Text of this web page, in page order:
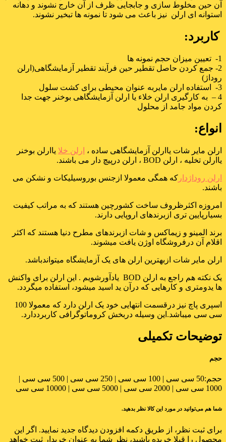
آن حین مخلوط سازی و جابجایی ظرف از آن خارج نشوند و دهانه
استوانه ای ارلن نیز باعث می شود تا نمونه ها تبخیر نشوند.
کاربرد:
1- تعیین میزان حجم نمونه ها
2- جمع کردن حاصل تقطیر حین فرآیند تقطیر آزمایشگاهی(ارلن
روداژ)
3- استفاده ارلن مایربه عنوان محیطی برای کشت سلول
4 – به کارگیری ارلن خلاء یا ارلن آزمایشگاهی بوخنر جهت جدا
کردن مواد جامد از محلول
انواع:
ارلن مایر شات یاارلن آزمایشگاهی ساده ، ارلن خلا یاارلن بوخنر
یاارلن تخلیه ، ارلن BOD ، ارلن درپیچ دار می باشند.
ارلن روداژدار که همگی معمولا ازجنس بوروسیلیکات و نشکن می
باشند.
امروزه اکثرظروف ساخت کشورچین هستند که به مراتب کیفیت
بسیارپایین تری ازبرندهای اروپایی دارند.
برند المینو و زیماکس و شات ازبرندهای مطرح دنیا هستند که اکثر
اقلام آن درفروشگاه اوژن یافت میشوند.
ارلن مایر شات ازبهترین ارلن های یک آزمایشگاه میتواندباشد.
یک نکته هم راجع به ارلن BOD یادآورشویم . این ارلن برای واکنش
ها یدومتری و کارهایی که درآن ید اسید میشود، استفاده میگردد.
اسپری پاچ نیز درقسمت انتهایی خود یک ارلن دارد که معمولا 100
سی سی میباشد.این وسیله دربخش کروماتوگرافی کاربرددارد.
توضیحات تکمیلی
حجم
حجم:
50 سی سی | 100 سی سی | 250 سی سی | 500 سی سی |
1000 سی سی | 2000 سی سی | 5000 سی سی | 10000 سی سی
شما هم می‌توانید در مورد این کالا نظر بدهید.
برای ثبت نظر، از طریق دکمه افزودن دیدگاه جدید نمایید. اگر این
محصول را قبلا خریده باشید، نظر شما به عنوان خریدار ثبت خواهد